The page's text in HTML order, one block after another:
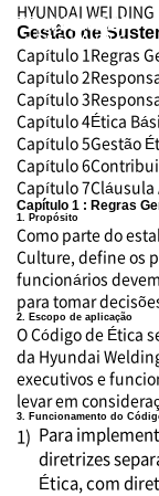
HYUNDAI WELDING
Gestão de
Capítulo 1Regras
Capítulo 2
Capítulo 3
Capítulo 4Ética
Capítulo 5Gestão
Capítulo 6
Capítulo 7
Capítulo 1 : Regras
1. Propósito
Como parte do
Culture, define os
funcionários
para tomar
2. Escopo de aplicação
O Código de Ética
da Hyundai
executivos e
levar em
3. Funcionamento do
1) Para
diretrizes
Ética, com